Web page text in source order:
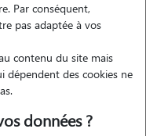
Par conséquent,
pas adaptée à vos
contenu du site mais
dépendent des cookies ne
données ?